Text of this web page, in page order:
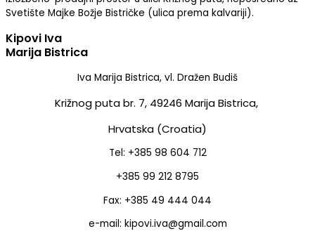
Svetište Majke Božje Bistričke (ulica prema kalvariji).
Kipovi Iva
Marija Bistrica
Iva Marija Bistrica, vl. Dražen Budiš
Križnog puta br. 7, 49246 Marija Bistrica,
Hrvatska (Croatia)
Tel: +385 98 604 712
+385 99 212 8795
Fax: +385 49 444 044
e-mail: kipovi.iva@gmail.com